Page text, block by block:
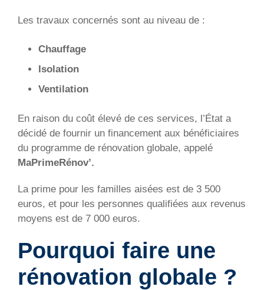
Les travaux concernés sont au niveau de :
Chauffage
Isolation
Ventilation
En raison du coût élevé de ces services, l’État a
décidé de fournir un financement aux bénéficiaires
du programme de rénovation globale, appelé
MaPrimeRénov’.
La prime pour les familles aisées est de 3 500
euros, et pour les personnes qualifiées aux revenus
moyens est de 7 000 euros.
Pourquoi faire une
rénovation globale ?